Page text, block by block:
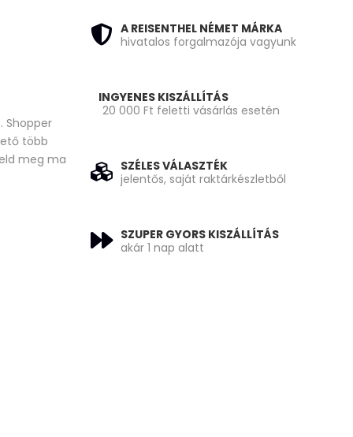
Shopper
több
meg ma
A REISENTHEL NÉMET MÁRKA
hivatalos forgalmazója vagyunk
INGYENES KISZÁLLÍTÁS
20 000 Ft feletti vásárlás esetén
SZÉLES VÁLASZTÉK
jelentős, saját raktárkészletből
SZUPER GYORS KISZÁLLÍTÁS
akár 1 nap alatt